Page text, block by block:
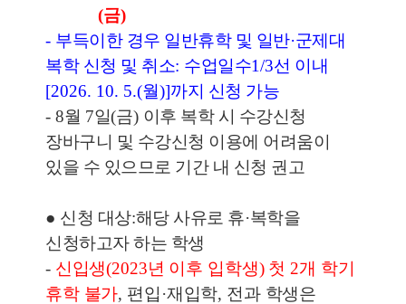
(금)
- 부득이한 경우 일반휴학 및 일반·군제대
복학 신청 및 취소: 수업일수1/3선 이내
[2026. 10. 5.(월)]까지 신청 가능
- 8월 7일(금) 이후 복학 시 수강신청
장바구니 및 수강신청 이용에 어려움이
있을 수 있으므로 기간 내 신청 권고
● 신청 대상:해당 사유로 휴·복학을
신청하고자 하는 학생
- 신입생(2023년 이후 입학생) 첫 2개 학기
휴학 불가, 편입 ·재입학, 전과 학생은